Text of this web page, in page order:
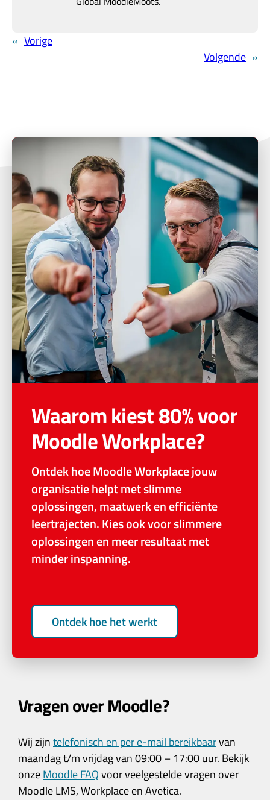
« Vorige
Volgende »
Waarom kiest 80% voor
Moodle Workplace?
Ontdek hoe Moodle Workplace jouw
organisatie helpt met slimme
oplossingen, maatwerk en efficiënte
leertrajecten. Kies ook voor slimmere
oplossingen en meer resultaat met
minder inspanning.
Ontdek hoe het werkt
Vragen over Moodle?
Wij zijntelefonisch en per e-mail bereikbaarvan
maandag t/m vrijdag van 09:00 – 17:00 uur. Bekijk
onzeMoodle FAQvoor veelgestelde vragen over
Moodle LMS, Workplace en Avetica.